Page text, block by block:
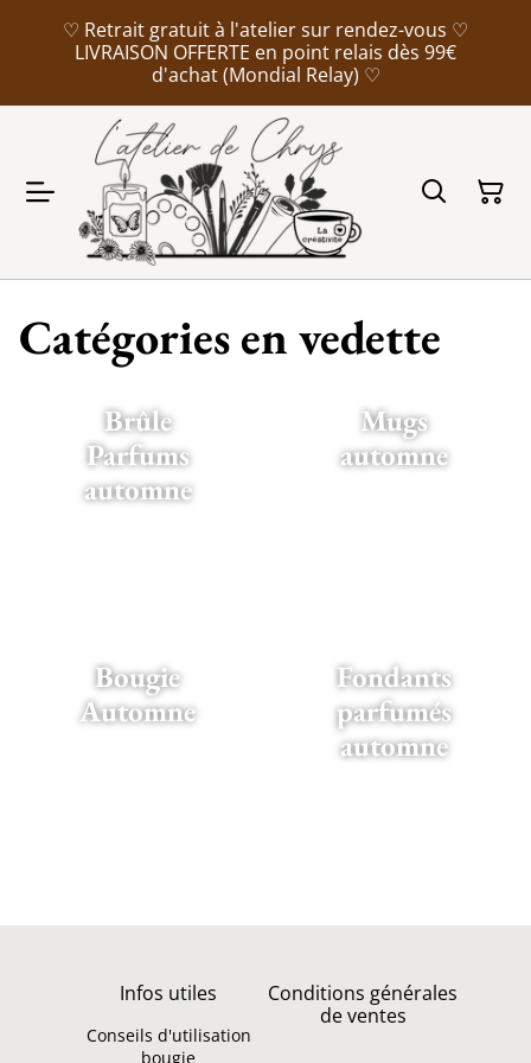
♡ Retrait gratuit à l'atelier sur rendez-vous ♡
LIVRAISON OFFERTE en point relais dès 99€
d'achat (Mondial Relay) ♡
Catégories en vedette
Brûle
Parfums
automne
Mugs
automne
Bougie
Automne
Fondants
parfumés
automne
Infos utiles
Conseils d'utilisation
bougie
Conditions générales
de ventes